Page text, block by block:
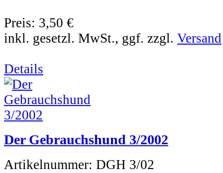
Preis: 3,50 €
inkl. gesetzl. MwSt., ggf. zzgl. Versand
Details
Der Gebrauchshund 3/2002
Artikelnummer: DGH 3/02